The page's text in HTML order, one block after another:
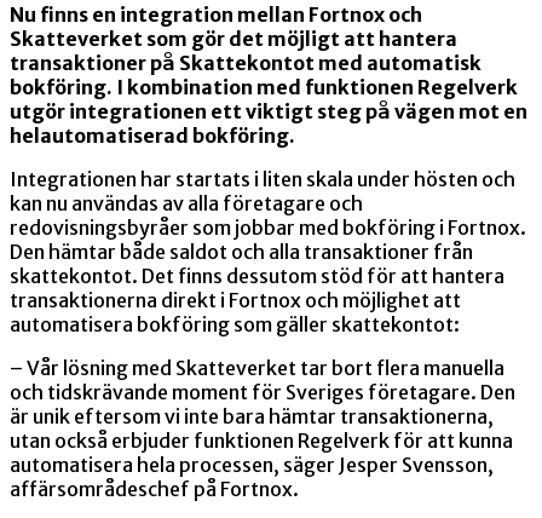
Nu finns en integration mellan Fortnox och
Skatteverket som gör det möjligt att hantera
transaktioner på Skattekontot med automatisk
bokföring. I kombination med funktionen Regelverk
utgör integrationen ett viktigt steg på vägen mot en
helautomatiserad bokföring.
Integrationen har startats i liten skala under hösten och
kan nu användas av alla företagare och
redovisningsbyråer som jobbar med bokföring i Fortnox.
Den hämtar både saldot och alla transaktioner från
skattekontot. Det finns dessutom stöd för att hantera
transaktionerna direkt i Fortnox och möjlighet att
automatisera bokföring som gäller skattekontot:
– Vår lösning med Skatteverket tar bort flera manuella
och tidskrävande moment för Sveriges företagare. Den
är unik eftersom vi inte bara hämtar transaktionerna,
utan också erbjuder funktionen Regelverk för att kunna
automatisera hela processen, säger Jesper Svensson,
affärsområdeschef på Fortnox.